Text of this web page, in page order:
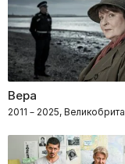
Вера
2011 – 2025,